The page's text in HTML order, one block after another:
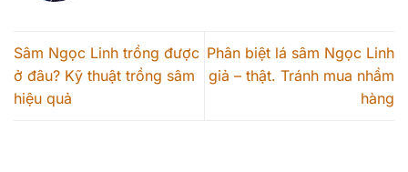
Sâm Ngọc Linh trồng được
ở đâu? Kỹ thuật trồng sâm
hiệu quả
Phân biệt lá sâm Ngọc Linh
giả – thật. Tránh mua nhầm
hàng